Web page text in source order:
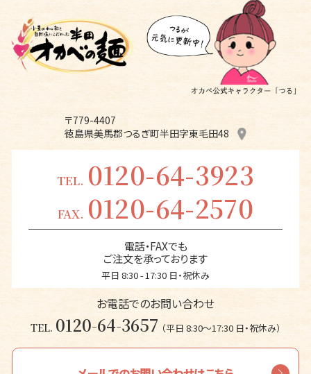
〒779-4407
徳島県美馬郡つるぎ町半田字東毛田48
TEL. 0120-64-3923
FAX. 0120-64-2570
電話・FAXでも
ご注文を承っております
平日 8:30 - 17:30 日・祝休み
お電話でのお問い合わせ
TEL. 0120-64-3657 （平日 8:30〜17:30 日・祝休み）